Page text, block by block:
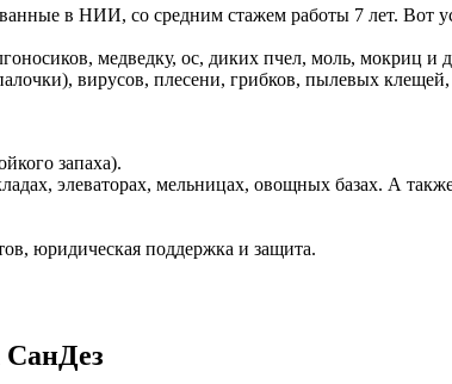
в НИИ, со средним стажем работы 7 лет. Вот
медведку, ос, диких пчел, моль, мокриц
вирусов, плесени, грибков, пылевых
запаха).
элеваторах, мельницах, овощных базах. А
юридическая поддержка и защита.
СанДез